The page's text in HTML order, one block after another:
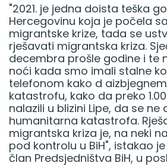
"2021. je jedna doista teška
Hercegovinu koja je počela
migrantske krize, tada se
rješavati migrantska kriza.
decembra prošle godine i te
noći kada smo imali stalne
telefonom kako d
katastrofu, kako da preko
nalazili u blizini Lipe, da se ne
humanitarna katastrofa.
migrantska kriza je, na neki
pod kontrolu u BiH", istakao
član Predsjedništva BiH, u